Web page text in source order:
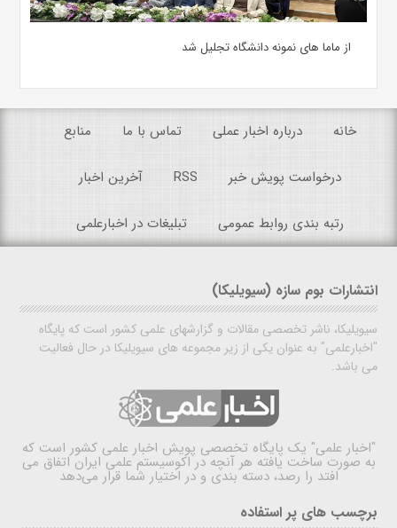
از ماما های نمونه دانشگاه تجلیل شد
خانه درباره اخبار عملی تماس با ما منابع
درخواست پویش خبر RSS آخرین اخبار
رتبه بندی روابط عمومی تبلیغات در اخبارعلمی
انتشارات بوم سازه (سیویلیکا)
سیویلیکا، ناشر تخصصی مقالات و گزارشهای علمی کشور است که پایگاه
"اخبارعلمی" به عنوان یکی از زیر مجموعه های سیویلیکا در حال فعالیت
می باشد.
"اخبار علمی" یک پایگاه تخصصی پویش اخبار علمی کشور است که
به صورت ساخت یافته هر آنچه در اکوسیستم علمی ایران اتفاق می
افتد را رصد، دسته بندی و در اختیار شما قرار می‌دهد
برچسب های پر استفاده